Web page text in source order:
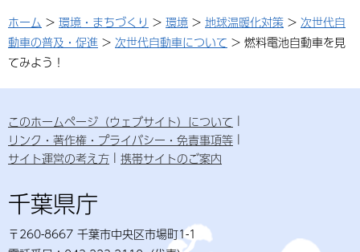
ホーム > 環境・まちづくり > 環境 > 地球温暖化対策 > 次世代自
動車の普及・促進 > 次世代自動車について > 燃料電池自動車を見
てみよう！
このホームページ（ウェブサイト）について
リンク・著作権・プライバシー・免責事項等
サイト運営の考え方
携帯サイトのご案内
千葉県庁
〒260-8667 千葉市中央区市場町1-1